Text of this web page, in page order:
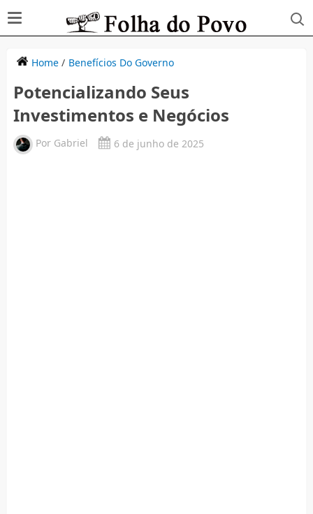
Home/ Benefícios Do Governo
Potencializando Seus
Investimentos e Negócios
Por Gabriel 6 de junho de 2025